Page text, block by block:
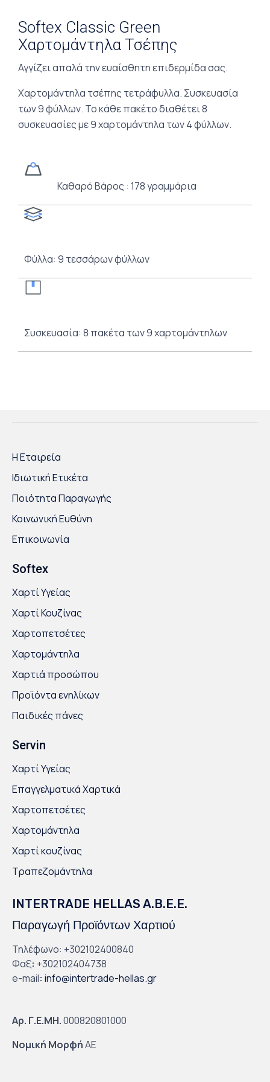
Softex Classic Green
Χαρτομάντηλα Τσέπης
Αγγίζει απαλά την ευαίσθητη επιδερμίδα σας.
Χαρτομάντηλα τσέπης τετράφυλλα. Συσκευασία
των 9 φύλλων. Το κάθε πακέτο διαθέτει 8
συσκευασίες με 9 χαρτομάντηλα των 4 φύλλων.
Καθαρό Βάρος : 178 γραμμάρια
Φύλλα: 9 τεσσάρων φύλλων
Συσκευασία: 8 πακέτα των 9 χαρτομάντηλων
Η Εταιρεία
Ιδιωτική Ετικέτα
Ποιότητα Παραγωγής
Κοινωνική Ευθύνη
Επικοινωνία
Softex
Χαρτί Υγείας
Χαρτί Κουζίνας
Χαρτοπετσέτες
Χαρτομάντηλα
Χαρτιά προσώπου
Προϊόντα ενηλίκων
Παιδικές πάνες
Servin
Χαρτί Υγείας
Επαγγελματικά Χαρτικά
Χαρτοπετσέτες
Χαρτομάντηλα
Χαρτί κουζίνας
Τραπεζομάντηλα
INTERTRADE HELLAS A.B.E.E.
Παραγωγή Προϊόντων Χαρτιού
Τηλέφωνο: +302102400840
Φαξ: +302102404738
e-mail: info@intertrade-hellas.gr
Αρ. Γ.Ε.ΜΗ.000820801000
Νομική ΜορφήΑΕ